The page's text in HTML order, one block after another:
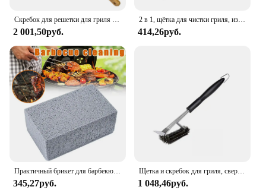
Скребок для решетки для гриля Чистящая Щетка со скребком для пиццы щетка для чистки печи с скребковой головкой, чистящая щетка, деревянная ручка, кухонная духовка
2 001,50руб.
2 в 1, щётка для чистки гриля, из нержавеющей стали
414,26руб.
345,27руб.
Щетка и скребок для гриля, сверхпрочный внешний инструмент, идеальный инструмент для всех типов гриля, безопасная проволочная щетина, аксессуары для барбекю, инструмент для чистки
1 048,46руб.